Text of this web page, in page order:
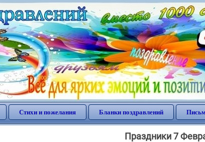
Стихи и пожелания Бланки поздравлений
Праздники 7